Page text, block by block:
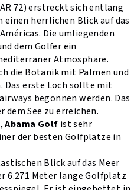
72) erstreckt sich entlang
einen herrlichen Blick auf das
Die umliegenden
dem Golfer ein
Atmosphäre.
die Botanik mit Palmen und
Das erste Loch sollte mit
begonnen werden. Das
See zu erreichen.
,Abama Golf ist sehr
der besten Golfplätze in
Blick auf das Meer
6.271 Meter lange Golfplatz